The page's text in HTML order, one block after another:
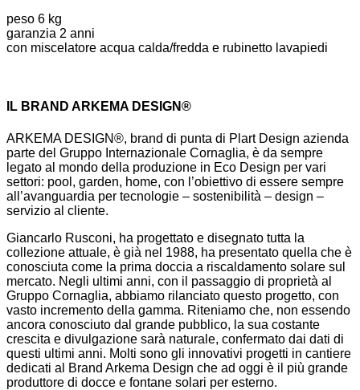
peso 6 kg
garanzia 2 anni
con miscelatore acqua calda/fredda e rubinetto lavapiedi
IL BRAND ARKEMA DESIGN®
ARKEMA DESIGN®, brand di punta di Plart Design azienda
parte del Gruppo Internazionale Cornaglia, è da sempre
legato al mondo della produzione in Eco Design per vari
settori: pool, garden, home, con l’obiettivo di essere sempre
all’avanguardia per tecnologie – sostenibilità – design –
servizio al cliente.
Giancarlo Rusconi, ha progettato e disegnato tutta la
collezione attuale, è già nel 1988, ha presentato quella che è
conosciuta come la prima doccia a riscaldamento solare sul
mercato. Negli ultimi anni, con il passaggio di proprietà al
Gruppo Cornaglia, abbiamo rilanciato questo progetto, con
vasto incremento della gamma. Riteniamo che, non essendo
ancora conosciuto dal grande pubblico, la sua costante
crescita e divulgazione sarà naturale, confermato dai dati di
questi ultimi anni. Molti sono gli innovativi progetti in cantiere
dedicati al Brand Arkema Design che ad oggi è il più grande
produttore di docce e fontane solari per esterno.